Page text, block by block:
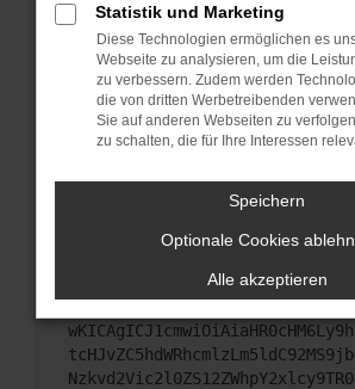
Sicherheitsrisiko, sondern kann
dass bestimmte Funktionen nicht
unterstützt werden.
Wende dich an den
Wenn du alle oben genannten
hast, kontaktiere uns bitte. Wir
das Problem zu beheben. Du
Text schicken, um uns bei der
unterstützen:
Statistik und Marketing
Diese Technologien ermöglichen es
Webseite zu analysieren, um die
zu verbessern. Zudem werden
die von dritten Werbetreibenden
Sie auf anderen Webseiten zu
zu schalten, die für Ihre Interessen
Speichern
Optionale Cookies
Alle akzeptieren